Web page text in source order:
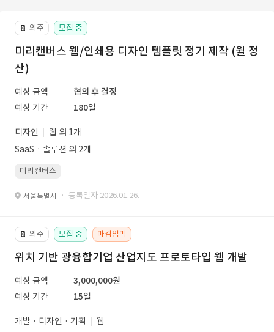
📔 외주 모집 중
미리캔버스 웹/인쇄용 디자인 템플릿 정기 제작 (월 정
산)
예상 금액
협의 후 결정
예상 기간
180일
디자인
웹 외 1개
SaaSㆍ솔루션 외 2개
미리캔버스
서울특별시 · 등록일자 2026.01.26.
📔 외주 모집 중 마감임박
위치 기반 광융합기업 산업지도 프로토타입 웹 개발
예상 금액
3,000,000원
예상 기간
15일
개발 · 디자인 · 기획
웹